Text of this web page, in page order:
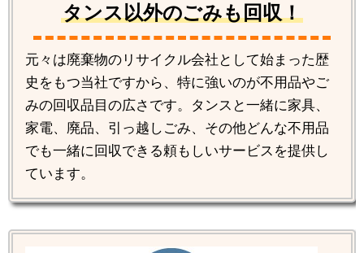
タンス以外のごみも回収！
元々は廃棄物のリサイクル会社として始まった歴
史をもつ当社ですから、特に強いのが不用品やご
みの回収品目の広さです。タンスと一緒に家具、
家電、廃品、引っ越しごみ、その他どんな不用品
でも一緒に回収できる頼もしいサービスを提供し
ています。